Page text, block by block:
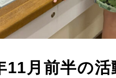
11月前半の